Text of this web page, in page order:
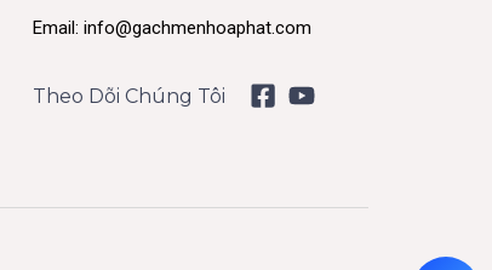
Email: info@gachmenhoaphat.com
Theo Dõi Chúng Tôi